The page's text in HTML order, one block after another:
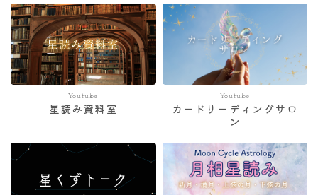
Youtube
星読み資料室
Youtube
カードリーディングサロ
ン